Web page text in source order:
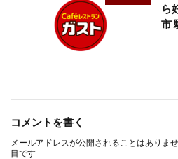
ら
市
コメントを書く
メールアドレスが公開されることはありませ
目です